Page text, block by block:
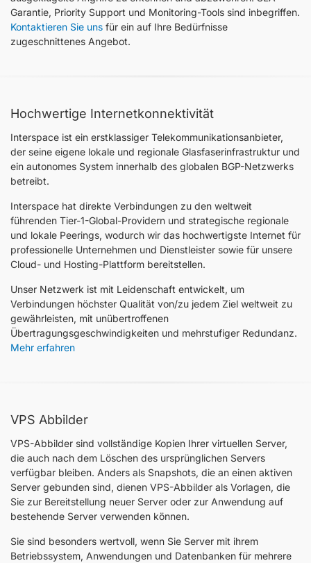
Garantie, Priority Support und Monitoring-Tools sind inbegriffen.
Kontaktieren Sie uns für ein auf Ihre Bedürfnisse
zugeschnittenes Angebot.
Hochwertige Internetkonnektivität
Interspace ist ein erstklassiger Telekommunikationsanbieter,
der seine eigene lokale und regionale Glasfaserinfrastruktur und
ein autonomes System innerhalb des globalen BGP-Netzwerks
betreibt.
Interspace hat direkte Verbindungen zu den weltweit
führenden Tier-1-Global-Providern und strategische regionale
und lokale Peerings, wodurch wir das hochwertigste Internet für
professionelle Unternehmen und Dienstleister sowie für unsere
Cloud- und Hosting-Plattform bereitstellen.
Unser Netzwerk ist mit Leidenschaft entwickelt, um
Verbindungen höchster Qualität von/zu jedem Ziel weltweit zu
gewährleisten, mit unübertroffenen
Übertragungsgeschwindigkeiten und mehrstufiger Redundanz.
Mehr erfahren
VPS Abbilder
VPS-Abbilder sind vollständige Kopien Ihrer virtuellen Server,
die auch nach dem Löschen des ursprünglichen Servers
verfügbar bleiben. Anders als Snapshots, die an einen aktiven
Server gebunden sind, dienen VPS-Abbilder als Vorlagen, die
Sie zur Bereitstellung neuer Server oder zur Anwendung auf
bestehende Server verwenden können.
Sie sind besonders wertvoll, wenn Sie Server mit ihrem
Betriebssystem, Anwendungen und Datenbanken für mehrere